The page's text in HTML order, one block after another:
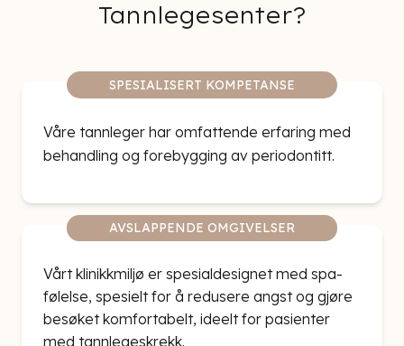
Tannlegesenter?
SPESIALISERT KOMPETANSE
Våre tannleger har omfattende erfaring med
behandling og forebygging av periodontitt.
AVSLAPPENDE OMGIVELSER
Vårt klinikkmiljø er spesialdesignet med spa-
følelse, spesielt for å redusere angst og gjøre
besøket komfortabelt, ideelt for pasienter
med tannlegeskrekk.